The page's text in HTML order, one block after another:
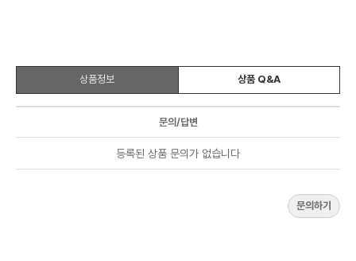
상품정보 상품 Q&A
문의/답변
등록된 상품 문의가 없습니다
문의하기